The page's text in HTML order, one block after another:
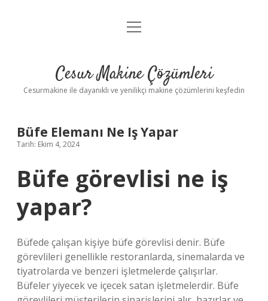
Anasayfa
Yasal Uyarı
menüyü
Cesur Makine Çözümleri
Cesurmakine ile dayanıklı ve yenilikçi makine çözümlerini keşfedin
Büfe Elemanı Ne Iş Yapar
Tarih: Ekim 4, 2024
Büfe görevlisi ne iş
yapar?
Büfede çalışan kişiye büfe görevlisi denir. Büfe
görevlileri genellikle restoranlarda, sinemalarda ve
tiyatrolarda ve benzeri işletmelerde çalışırlar.
Büfeler yiyecek ve içecek satan işletmelerdir. Büfe